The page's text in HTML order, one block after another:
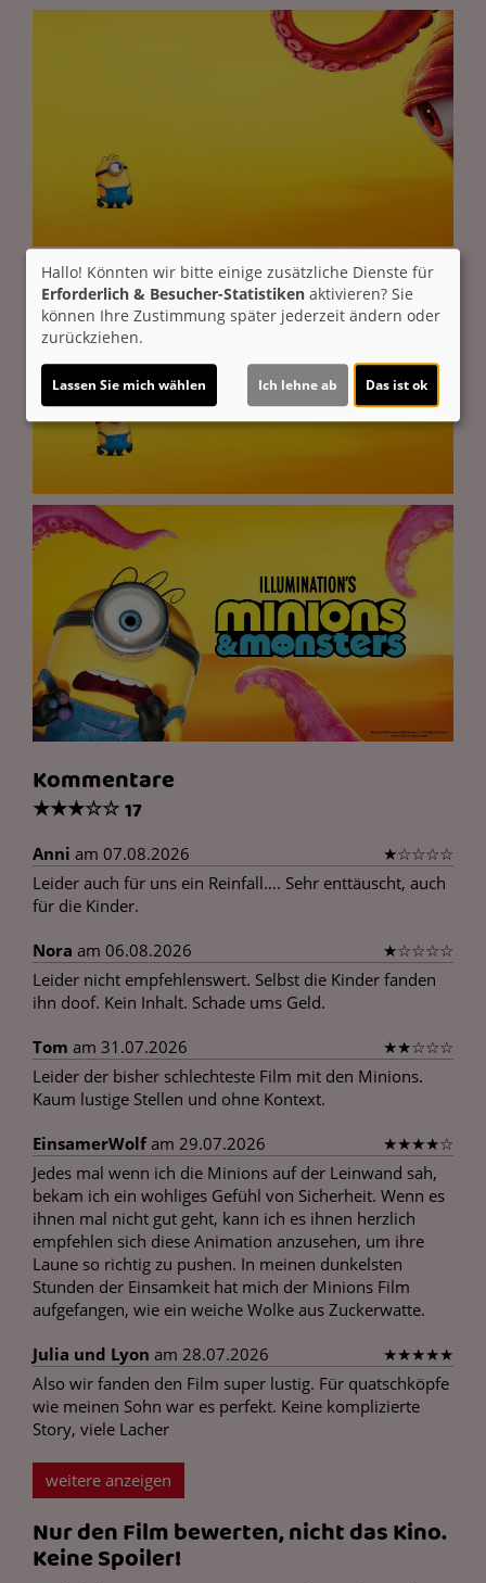
Kommentare
★★★☆☆17
Anni am 07.08.2026 ★☆☆☆☆
Leider auch für uns ein Reinfall…. Sehr enttäuscht, auch
für die Kinder.
Nora am 06.08.2026 ★☆☆☆☆
Leider nicht empfehlenswert. Selbst die Kinder fanden
ihn doof. Kein Inhalt. Schade ums Geld.
Tom am 31.07.2026 ★★☆☆☆
Leider der bisher schlechteste Film mit den Minions.
Kaum lustige Stellen und ohne Kontext.
EinsamerWolfam 29.07.2026 ★★★★☆
Jedes mal wenn ich die Minions auf der Leinwand sah,
bekam ich ein wohliges Gefühl von Sicherheit. Wenn es
ihnen mal nicht gut geht, kann ich es ihnen herzlich
empfehlen sich diese Animation anzusehen, um ihre
Laune so richtig zu pushen. In meinen dunkelsten
Stunden der Einsamkeit hat mich der Minions Film
aufgefangen, wie ein weiche Wolke aus Zuckerwatte.
Julia und Lyon am 28.07.2026 ★★★★★
Also wir fanden den Film super lustig. Für quatschköpfe
wie meinen Sohn war es perfekt. Keine komplizierte
Story, viele Lacher
weitere anzeigen
Nur den Film bewerten, nicht das Kino.
Keine Spoiler!
Hallo! Könnten wir bitte einige zusätzliche Dienste für
Erforderlich & Besucher-Statistiken aktivieren? Sie
können Ihre Zustimmung später jederzeit ändern oder
zurückziehen.
Lassen Sie mich wählen Ich lehne ab Das ist ok